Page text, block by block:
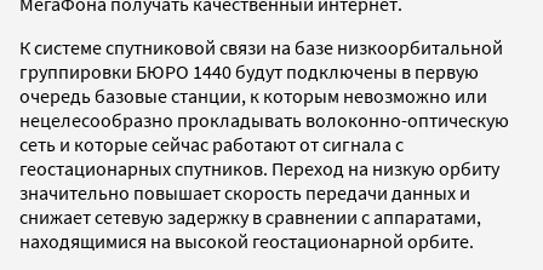
К системе спутниковой связи на базе низкоорбитальной
группировки БЮРО 1440 будут подключены в первую
очередь базовые станции, к которым невозможно или
нецелесообразно прокладывать волоконно-оптическую
сеть и которые сейчас работают от сигнала с
геостационарных спутников. Переход на низкую орбиту
значительно повышает скорость передачи данных и
снижает сетевую задержку в сравнении с аппаратами,
находящимися на высокой геостационарной орбите.